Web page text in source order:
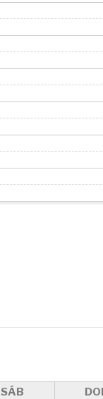
SÁB